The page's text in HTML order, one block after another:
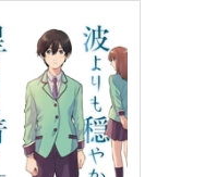
ンダー2020【ケー
）